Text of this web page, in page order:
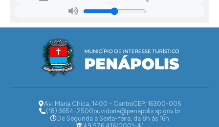
Av. Maria Chica, 1400 - CentroCEP: 16300-005
(18) 3654-2500ouvidoria@penapolis.sp.gov.br
De Segunda a Sexta-feira, da 8h às 16h